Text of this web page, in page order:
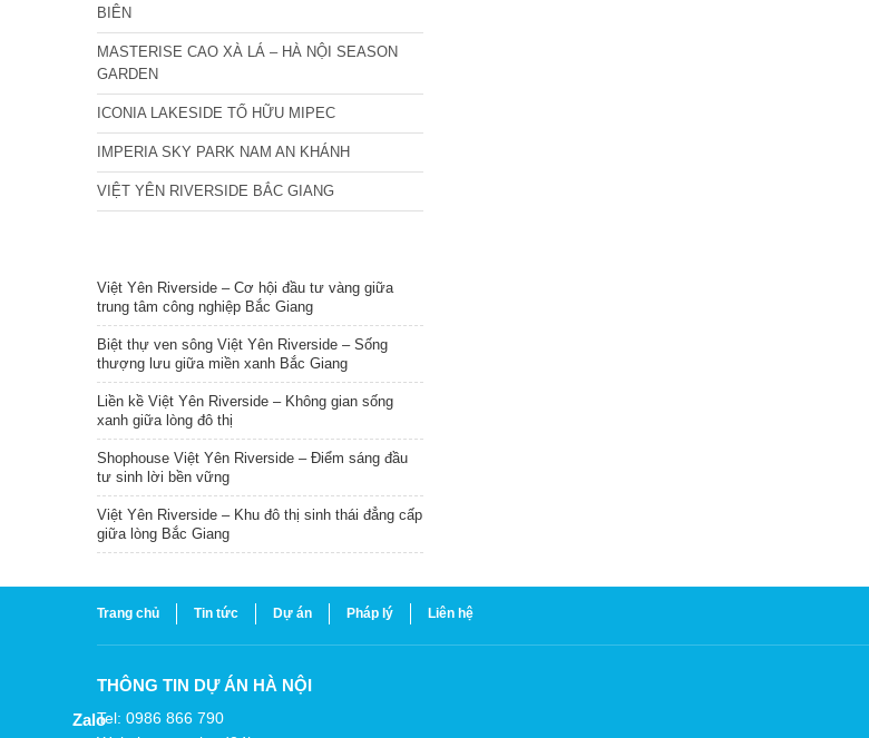
BIÊN
MASTERISE CAO XÀ LÁ – HÀ NỘI SEASON
GARDEN
ICONIA LAKESIDE TỐ HỮU MIPEC
IMPERIA SKY PARK NAM AN KHÁNH
VIỆT YÊN RIVERSIDE BẮC GIANG
Việt Yên Riverside – Cơ hội đầu tư vàng giữa
trung tâm công nghiệp Bắc Giang
Biệt thự ven sông Việt Yên Riverside – Sống
thượng lưu giữa miền xanh Bắc Giang
Liền kề Việt Yên Riverside – Không gian sống
xanh giữa lòng đô thị
Shophouse Việt Yên Riverside – Điểm sáng đầu
tư sinh lời bền vững
Việt Yên Riverside – Khu đô thị sinh thái đẳng cấp
giữa lòng Bắc Giang
Trang chủ Tin tức Dự án Pháp lý Liên hệ
THÔNG TIN DỰ ÁN HÀ NỘI
Tel: 0986 866 790
Zalo